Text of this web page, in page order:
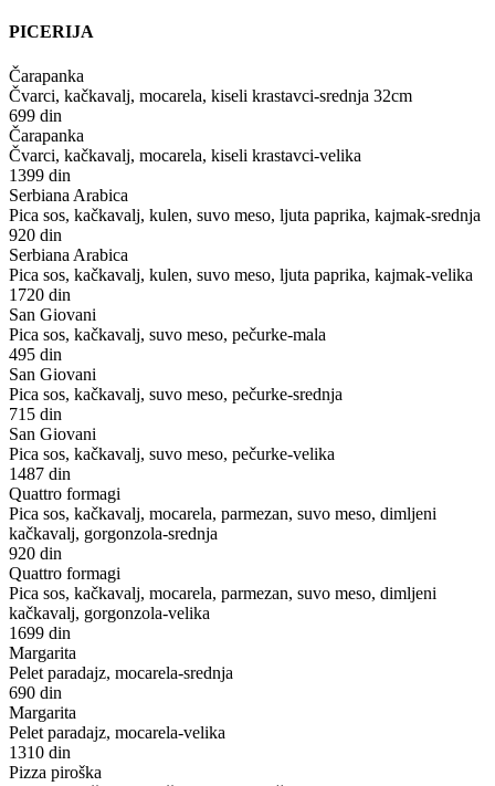
PICERIJA
Čarapanka
Čvarci, kačkavalj, mocarela, kiseli krastavci-srednja 32cm
699 din
Čarapanka
Čvarci, kačkavalj, mocarela, kiseli krastavci-velika
1399 din
Serbiana Arabica
Pica sos, kačkavalj, kulen, suvo meso, ljuta paprika, kajmak-srednja
920 din
Serbiana Arabica
Pica sos, kačkavalj, kulen, suvo meso, ljuta paprika, kajmak-velika
1720 din
San Giovani
Pica sos, kačkavalj, suvo meso, pečurke-mala
495 din
San Giovani
Pica sos, kačkavalj, suvo meso, pečurke-srednja
715 din
San Giovani
Pica sos, kačkavalj, suvo meso, pečurke-velika
1487 din
Quattro formagi
Pica sos, kačkavalj, mocarela, parmezan, suvo meso, dimljeni
kačkavalj, gorgonzola-srednja
920 din
Quattro formagi
Pica sos, kačkavalj, mocarela, parmezan, suvo meso, dimljeni
kačkavalj, gorgonzola-velika
1699 din
Margarita
Pelet paradajz, mocarela-srednja
690 din
Margarita
Pelet paradajz, mocarela-velika
1310 din
Pizza piroška